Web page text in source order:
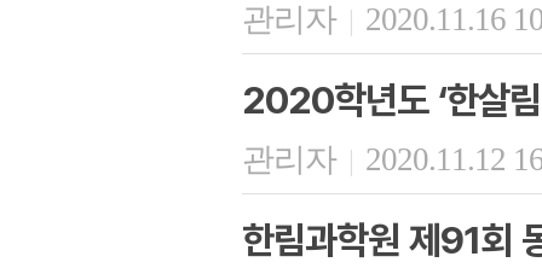
관리자 | 2020.11.16
2020학년도 ‘한살
관리자 | 2020.11.12
한림과학원 제91회